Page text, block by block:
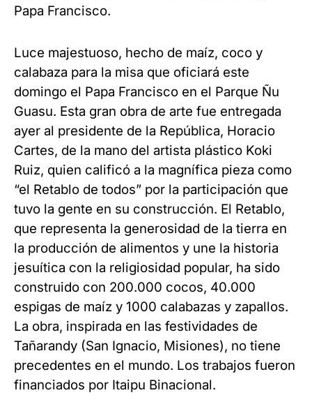
Papa Francisco.
Luce majestuoso, hecho de maíz, coco y
calabaza para la misa que oficiará este
domingo el Papa Francisco en el Parque Ñu
Guasu. Esta gran obra de arte fue entregada
ayer al presidente de la República, Horacio
Cartes, de la mano del artista plástico Koki
Ruiz, quien calificó a la magnífica pieza como
“el Retablo de todos” por la participación que
tuvo la gente en su construcción. El Retablo,
que representa la generosidad de la tierra en
la producción de alimentos y une la historia
jesuítica con la religiosidad popular, ha sido
construido con 200.000 cocos, 40.000
espigas de maíz y 1000 calabazas y zapallos.
La obra, inspirada en las festividades de
Tañarandy (San Ignacio, Misiones), no tiene
precedentes en el mundo. Los trabajos fueron
financiados por Itaipu Binacional.